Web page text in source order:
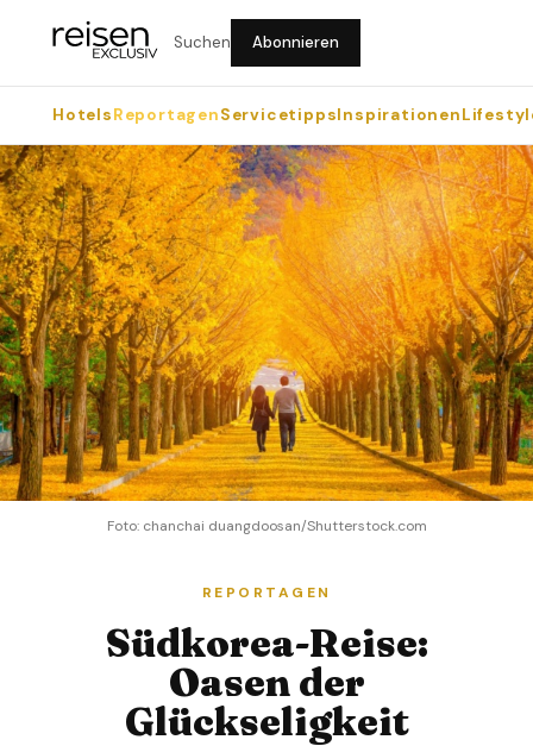
Suchen Abonnieren
HotelsReportagenServicetippsInspirationen
Foto: chanchai duangdoosan/Shutterstock.com
REPORTAGEN
Südkorea-Reise:
Oasen der
Glückseligkeit